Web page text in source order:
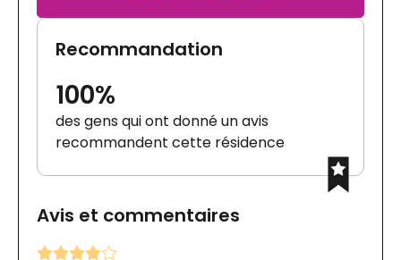
Recommandation
100%
des gens qui ont donné un avis
recommandent cette résidence
Avis et commentaires